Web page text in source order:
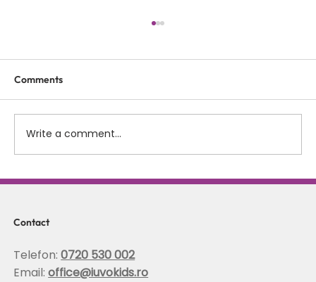
Scolioza la copii: rolul terapiei Schroth in
coloanei
Comments
Write a comment...
Contact
Telefon:0720 530 002
Email:office@iuvokids.ro